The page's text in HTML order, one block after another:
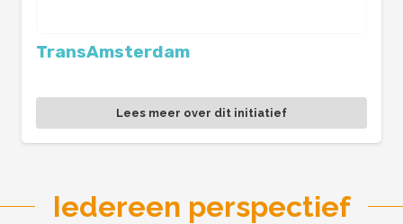
TransAmsterdam
Lees meer over dit initiatief
Iedereen perspectief